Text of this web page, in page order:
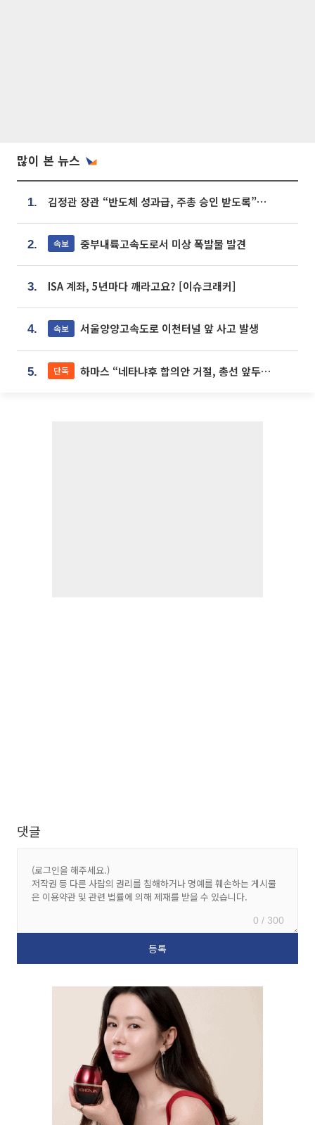
많이 본 뉴스
1. 김정관 장관 “반도체 성과급, 주총 승인 받도록”…상법·자본시장법 개정 시사
2. 속보 중부내륙고속도로서 미상 폭발물 발견
3. ISA 계좌, 5년마다 깨라고요? [이슈크래커]
4. 속보 서울양양고속도로 이천터널 앞 사고 발생
5. 단독 하마스 “네타냐후 합의안 거절, 총선 앞두고 시간 끌기”
댓글
0 / 300